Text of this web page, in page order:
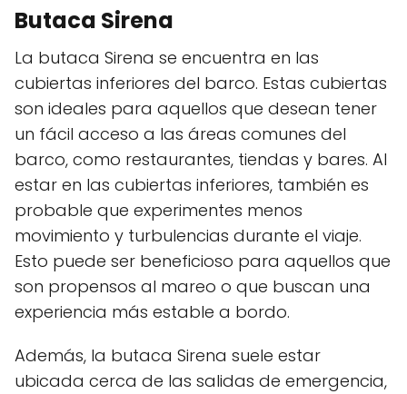
Butaca Sirena
La butaca Sirena se encuentra en las
cubiertas inferiores del barco. Estas cubiertas
son ideales para aquellos que desean tener
un fácil acceso a las áreas comunes del
barco, como restaurantes, tiendas y bares. Al
estar en las cubiertas inferiores, también es
probable que experimentes menos
movimiento y turbulencias durante el viaje.
Esto puede ser beneficioso para aquellos que
son propensos al mareo o que buscan una
experiencia más estable a bordo.
Además, la butaca Sirena suele estar
ubicada cerca de las salidas de emergencia,